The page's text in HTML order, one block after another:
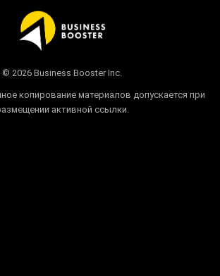
© 2026 Business Booster Inc.
копирование материалов допускается при
активной ссылки.